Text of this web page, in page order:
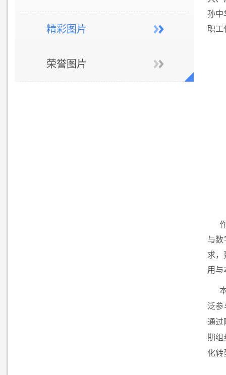
精彩图片
荣誉图片
孙中
职工
与数
求，
用与
泛参
通过
期组
化转